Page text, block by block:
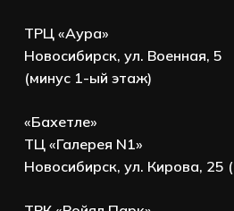
ТРЦ «Аура»
Новосибирск, ул. Военная, 5
(минус 1-ый этаж)
«Бахетле»
ТЦ «Галерея N1»
Новосибирск, ул. Кирова, 25